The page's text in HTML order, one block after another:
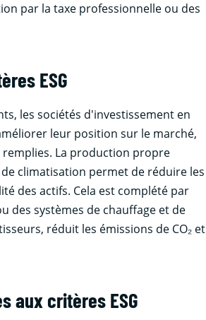
par la taxe professionnelle ou des
ESG
les sociétés d'investissement en
leur position sur le marché,
La production propre
climatisation permet de réduire les
des actifs. Cela est complété par
des systèmes de chauffage et de
réduit les émissions de CO₂ et
aux critères ESG